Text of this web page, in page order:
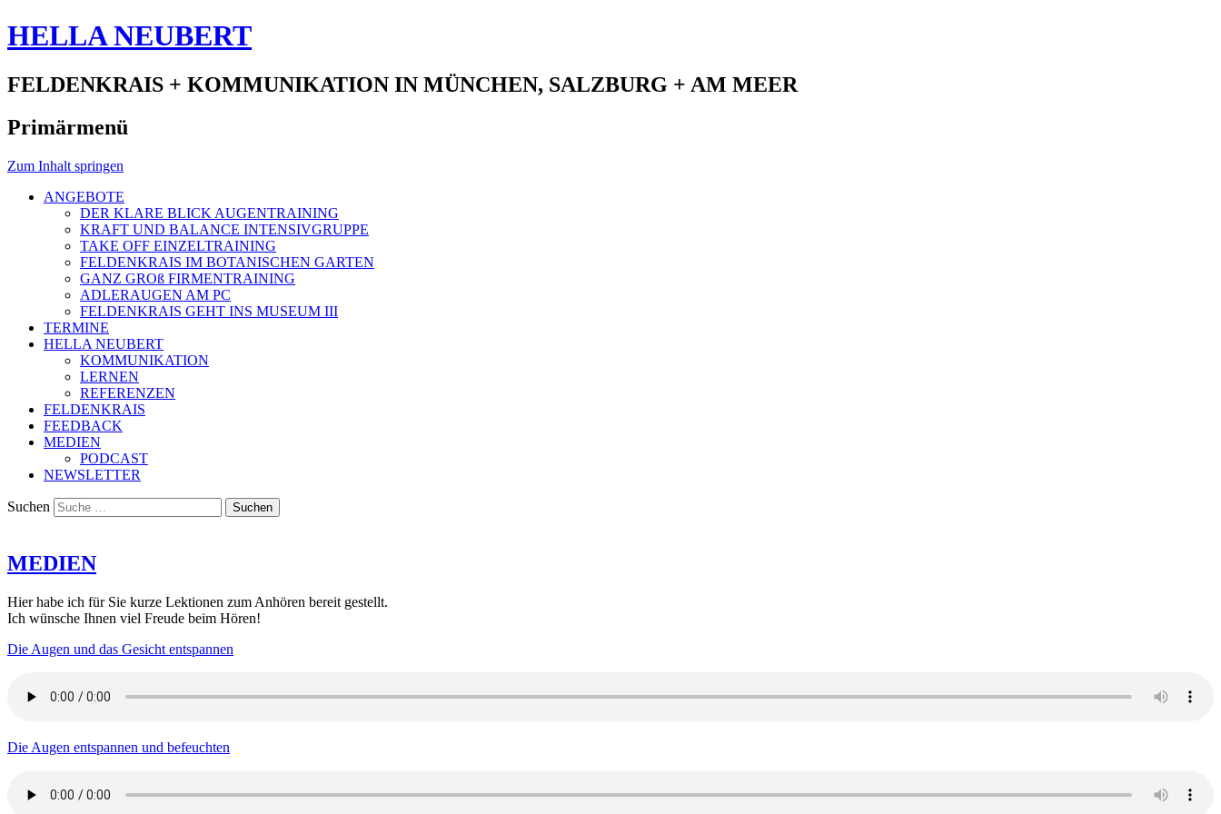
HELLA NEUBERT
FELDENKRAIS + KOMMUNIKATION IN MÜNCHEN, SALZBURG + AM MEER
Primärmenü
Zum Inhalt springen
ANGEBOTE
DER KLARE BLICK AUGENTRAINING
KRAFT UND BALANCE INTENSIVGRUPPE
TAKE OFF EINZELTRAINING
FELDENKRAIS IM BOTANISCHEN GARTEN
GANZ GROß FIRMENTRAINING
ADLERAUGEN AM PC
FELDENKRAIS GEHT INS MUSEUM III
TERMINE
HELLA NEUBERT
KOMMUNIKATION
LERNEN
REFERENZEN
FELDENKRAIS
FEEDBACK
MEDIEN
PODCAST
NEWSLETTER
Suchen
MEDIEN
Hier habe ich für Sie kurze Lektionen zum Anhören bereit gestellt.
Ich wünsche Ihnen viel Freude beim Hören!
Die Augen und das Gesicht entspannen
Die Augen entspannen und befeuchten